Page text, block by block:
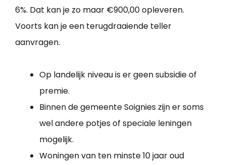
6%. Dat kan je zo maar €900,00 opleveren.
Voorts kan je een terugdraaiende teller
aanvragen.
Op landelijk niveau is er geen subsidie of
premie.
Binnen de gemeente Soignies zijn er soms
wel andere potjes of speciale leningen
mogelijk.
Woningen van ten minste 10 jaar oud